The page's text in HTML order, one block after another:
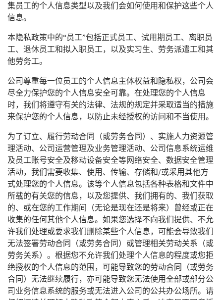
集员工的个人信息类型以及我们会如何使用和保护这些个人
信息。
本隐私政策中的“员工”包括正式员工、试用期员工、离职员
工、退休员工和拟入职员工，以及实习生、劳务派遣工和其
他劳务工。
公司尊重每一位员工的个人信息主体权益和隐私权，公司会
尽全力保护您的个人信息安全可靠。在处理您的个人信息
时，我们将遵守有关的法律、法规的规定并采取适当的措施
来保护您的个人信息，以防止未经授权的访问和不当使用。
为了订立、履行劳动合同（或劳务合同）、实施人力资源管
理活动、公司运营管理及业务管理活动、公司信息系统运维
及员工账号安全及移动设备安全等网络安全、数据安全管理
活动，我们需要收集、使用、传输、存储和/或采用其他方
式处理您的个人信息。该等个人信息包括各种表格和文件中
所载的有关您的信息，以及您提供、我们拥有的、我们获取
的、或在您的工作期间（无论是现在还是将来）曾经或正在
收集的任何其他个人信息。如果您选择不向我们提供、不允
许我们处理或要求我们删除某些个人信息，可能会导致我们
无法签署劳动合同（或劳务合同）或管理相关劳动关系（或
劳务关系）。根据您不允许我们处理个人信息的程度或您拒
绝授权的个人信息的范围，可能导致您的劳动合同（或劳务
合同）无法继续履行，亦可能导致您无法使用全部或部分公
司业务信息系统的服务或无法进入公司的公共办公场所。请